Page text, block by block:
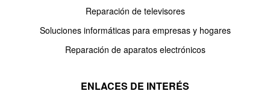
Reparación de televisores
Soluciones informáticas para empresas y hogares
Reparación de aparatos electrónicos
ENLACES DE INTERÉS